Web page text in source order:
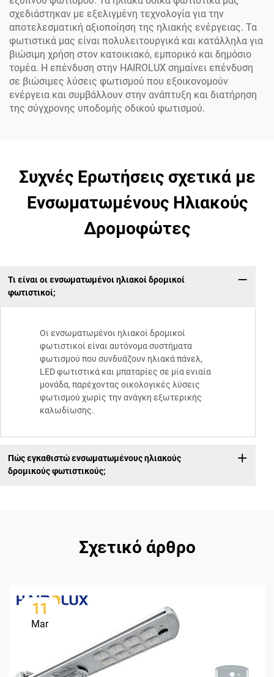
σχεδιάστηκαν με εξελιγμένη τεχνολογία για την
αποτελεσματική αξιοποίηση της ηλιακής ενέργειας. Τα
φωτιστικά μας είναι πολυλειτουργικά και κατάλληλα για
βιώσιμη χρήση στον κατοικιακό, εμπορικό και δημόσιο
τομέα. Η επένδυση στην HAIROLUX σημαίνει επένδυση
σε βιώσιμες λύσεις φωτισμού που εξοικονομούν
ενέργεια και συμβάλλουν στην ανάπτυξη και διατήρηση
της σύγχρονης υποδομής οδικού φωτισμού.
Συχνές Ερωτήσεις σχετικά με
Ενσωματωμένους Ηλιακούς
Δρομοφώτες
Τι είναι οι ενσωματωμένοι ηλιακοί δρομικοί
φωτιστικοί;
Οι ενσωματωμένοι ηλιακοί δρομικοί
φωτιστικοί είναι αυτόνομα συστήματα
φωτισμού που συνδυάζουν ηλιακά πάνελ,
LED φωτιστικά και μπαταρίες σε μία ενιαία
μονάδα, παρέχοντας οικολογικές λύσεις
φωτισμού χωρίς την ανάγκη εξωτερικής
καλωδίωσης.
Πώς εγκαθιστώ ενσωματωμένους ηλιακούς
δρομικούς φωτιστικούς;
Σχετικό άρθρο
11
Mar